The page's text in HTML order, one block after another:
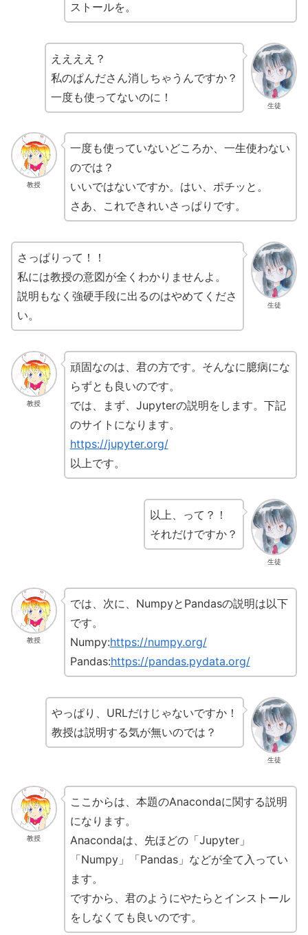
ストールを。
生徒
ええええ？
私のぱんださん消しちゃうんですか？
一度も使ってないのに！
教授
一度も使っていないどころか、一生使わない
のでは？
いいではないですか。はい、ポチッと。
さあ、これできれいさっぱりです。
生徒
さっぱりって！！
私には教授の意図が全くわかりませんよ。
説明もなく強硬手段に出るのはやめてくださ
い。
教授
頑固なのは、君の方です。そんなに臆病にな
らずとも良いのです。
では、まず、Jupyterの説明をします。下記
のサイトになります。
https://jupyter.org/
以上です。
生徒
以上、って？！
それだけですか？
教授
では、次に、NumpyとPandasの説明は以下
です。
Numpy:https://numpy.org/
Pandas:https://pandas.pydata.org/
生徒
やっぱり、URLだけじゃないですか！
教授は説明する気が無いのでは？
教授
ここからは、本題のAnacondaに関する説明
になります。
Anacondaは、先ほどの「Jupyter」
「Numpy」「Pandas」などが全て入ってい
ます。
ですから、君のようにやたらとインストール
をしなくても良いのです。